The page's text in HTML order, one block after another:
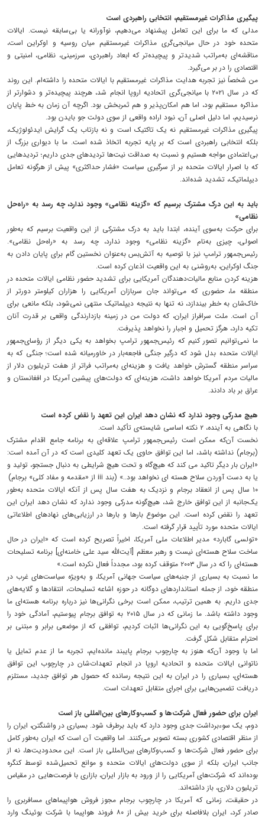
پیگیری مذاکرات غیرمستقیم، انتخابی راهبردی است
مدلی که ما برای این تعامل پیشنهاد می‌دهیم، نوآورانه یا بی‌سابقه نیست. ایالات
متحده خود در حال میانجی‌گری مذاکرات غیرمستقیم میان روسیه و اوکراین است،
مناقشه‌ای به‌مراتب شدیدتر و پیچیده‌تر که ابعاد راهبردی، سرزمینی، نظامی، امنیتی و
اقتصادی را در بر می‌گیرد.
من شخصاً نیز تجربه‌ هدایت مذاکرات غیرمستقیم با ایالات متحده را داشته‌ام. این روند
که در سال ۲۰۲۱ با میانجی‌گری اتحادیه اروپا انجام شد، هرچند پیچیده‌تر و دشوارتر از
مذاکره‌ مستقیم بود، اما هم امکان‌پذیر و هم ثمربخش بود. اگرچه آن زمان به خط پایان
نرسیدیم، اما دلیل اصلی آن، نبود اراده‌ واقعی از سوی دولت جو بایدن بود.
پیگیری مذاکرات غیرمستقیم نه یک تاکتیک است و نه بازتاب یک گرایش ایدئولوژیک،
بلکه انتخابی راهبردی است که بر پایه‌ تجربه اتخاذ شده است. ما با دیواری بزرگ از
بی‌اعتمادی مواجه هستیم و نسبت به صداقت نیت‌ها تردیدهای جدی داریم؛ تردیدهایی
که با اصرار ایالات متحده بر از سرگیری سیاست «فشار حداکثری» پیش از هرگونه تعامل
دیپلماتیک، تشدید شده‌اند.
باید به این درک مشترک برسیم که «گزینه نظامی» وجود ندارد، چه رسد به «راه‌حل
نظامی»
برای حرکت به‌سوی آینده، ابتدا باید به درک مشترکی از این واقعیت برسیم که به‌طور
اصولی، چیزی به‌نام «گزینه نظامی» وجود ندارد، چه رسد به «راه‌حل نظامی».
رئیس‌جمهور ترامپ نیز با توصیه به آتش‌بس به‌عنوان نخستین گام برای پایان دادن به
جنگ اوکراین، به‌روشنی به این واقعیت اذعان کرده است.
هزینه کردن منابع مالیات‌دهندگان آمریکایی برای تشدید حضور نظامی ایالات متحده در
منطقه‌ ما، حضوری که می‌تواند جان سربازان آمریکایی را هزاران کیلومتر دورتر از
خاک‌شان به خطر بیندازد، نه‌ تنها به نتیجه‌ دیپلماتیک منتهی نمی‌شود، بلکه مانعی برای
آن است. ملت سرافراز ایران، که دولت من در زمینه‌ بازدارندگی واقعی بر قدرت آنان
تکیه دارد، هرگز تحمیل و اجبار را نخواهد پذیرفت.
ما نمی‌توانیم تصور کنیم که رئیس‌جمهور ترامپ بخواهد به یکی دیگر از رؤسای‌جمهور
ایالات متحده بدل شود که درگیر جنگی فاجعه‌بار در خاورمیانه شده است؛ جنگی که به
سراسر منطقه گسترش خواهد یافت و هزینه‌ای به‌مراتب فراتر از هفت تریلیون دلار از
مالیات مردم آمریکا خواهد داشت، هزینه‌ای که دولت‌های پیشین آمریکا در افغانستان و
عراق بر باد دادند.
هیچ‌ مدرکی وجود ندارد که نشان دهد ایران این تعهد را نقض کرده است
با نگاهی به آینده، ۲ نکته‌ اساسی شایسته‌ی تأکید است.
نخست آن‌که ممکن است رئیس‌جمهور ترامپ علاقه‌ای به برنامه جامع اقدام مشترک
(برجام) نداشته باشد، اما این توافق حاوی یک تعهد کلیدی است که در آن آمده است:
«ایران بار دیگر تاکید می کند که هیچ‌گاه و تحت هیچ شرایطی به دنبال جستجو، تولید و
یا به دست آوردن سلاح هسته ای نخواهد بود..» (بند iii از «مقدمه و مفاد کلی» برجام)
۱۰ سال پس از انعقاد برجام و نزدیک به هفت سال پس از آنکه ایالات متحده به‌طور
یک‌جانبه از این توافق خارج شد، هیچ‌گونه مدرکی وجود ندارد که نشان دهد ایران این
تعهد را نقض کرده است. این موضوع بارها و بارها در ارزیابی‌های نهادهای اطلاعاتی
ایالات متحده مورد تأیید قرار گرفته است.
«تولسی گابارد» مدیر اطلاعات ملی آمریکا، اخیراً تصریح کرده است که «ایران در حال
ساخت سلاح هسته‌ای نیست و رهبر معظم [آیت‌الله سید علی خامنه‌ای] برنامه تسلیحات
هسته‌ای را که در سال ۲۰۰۳ متوقف کرده بود، مجدداً فعال نکرده است.»
ما نسبت به بسیاری از جنبه‌های سیاست جهانی آمریکا، و به‌ویژه سیاست‌های غرب در
منطقه‌ خود، از جمله استانداردهای دوگانه در حوزه اشاعه تسلیحات، انتقادها و گلایه‌های
جدی داریم. به همین ترتیب، ممکن است برخی نگرانی‌ها نیز درباره برنامه هسته‌ای ما
وجود داشته باشد. ما زمانی که در سال ۲۰۱۵ به توافق برجام پیوستیم، آمادگی خود را
برای پاسخ‌گویی به این نگرانی‌ها اثبات کردیم، توافقی که از موضعی برابر و مبتنی بر
احترام متقابل شکل گرفت.
اما با وجود آن‌که هنوز به چارچوب برجام پایبند مانده‌ایم، تجربه‌ ما از عدم تمایل یا
ناتوانی ایالات متحده و اتحادیه اروپا در انجام تعهدات‌شان در چارچوب این توافق
هسته‌ای، بسیاری را در ایران به این نتیجه رسانده که حصول هر توافق جدید، مستلزم
دریافت تضمین‌هایی برای اجرای متقابل تعهدات است.
ایران برای حضور فعال شرکت‌ها و کسب‌وکارهای بین‌المللی باز است
دوم، یک سوءبرداشت جدی وجود دارد که باید برطرف شود. بسیاری در واشنگتن، ایران را
از منظر اقتصادی کشوری بسته تصویر می‌کنند. اما واقعیت آن است که ایران به‌طور کامل
برای حضور فعال شرکت‌ها و کسب‌وکارهای بین‌المللی باز است. این محدودیت‌ها، نه از
جانب ایران، بلکه از سوی دولت‌های ایالات متحده و موانع تحمیل‌شده توسط کنگره
بوده‌اند که شرکت‌های آمریکایی را از ورود به بازار ایران، بازاری با فرصت‌هایی در مقیاس
تریلیون دلاری، باز داشته‌اند.
در حقیقت، زمانی که آمریکا در چارچوب برجام مجوز فروش هواپیماهای مسافربری را
صادر کرد، ایران بلافاصله برای خرید بیش از ۸۰ فروند هواپیما با شرکت بوئینگ وارد